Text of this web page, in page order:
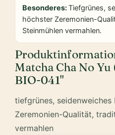
Besonderes:Tiefgrünes,
höchster Zeremonien-
Steinmühlen vermahlen.
Matcha Cha No Yu
BIO-041"
tiefgrünes,
Zeremonien-Qualität,
vermahlen